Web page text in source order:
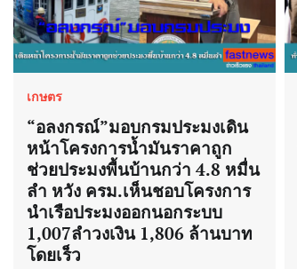
เกษตร
“อลงกรณ์”มอบกรมประมงเดิน
หน้าโครงการน้ำมันราคาถูก
ช่วยประมงพื้นบ้านกว่า 4.8 หมื่น
ลำ หวัง ครม.เห็นชอบโครงการ
นำเรือประมงออกนอกระบบ
1,007ลำวงเงิน 1,806 ล้านบาท
โดยเร็ว